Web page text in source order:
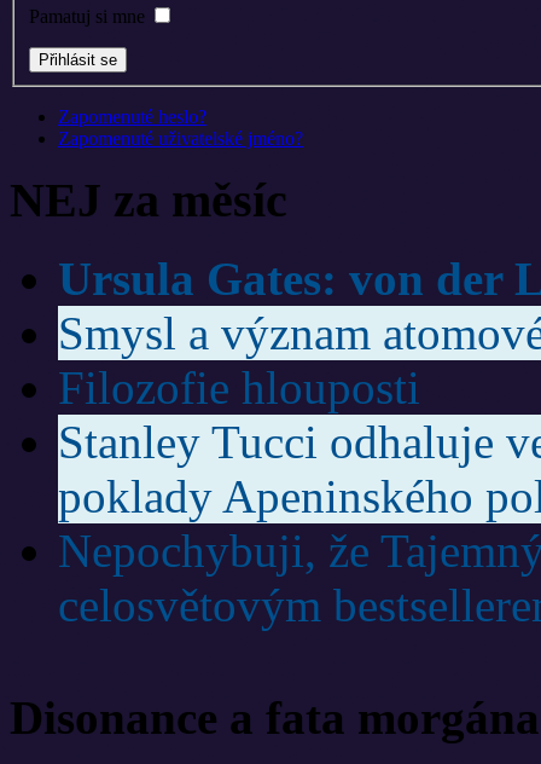
Pamatuj si mne
Zapomenuté heslo?
Zapomenuté uživatelské jméno?
NEJ za měsíc
Ursula Gates: von der
Smysl a význam
Filozofie hlouposti
Stanley Tucci odhaluje
poklady Apeninského
Nepochybuji, že
celosvětovým
Disonance a fata morgána